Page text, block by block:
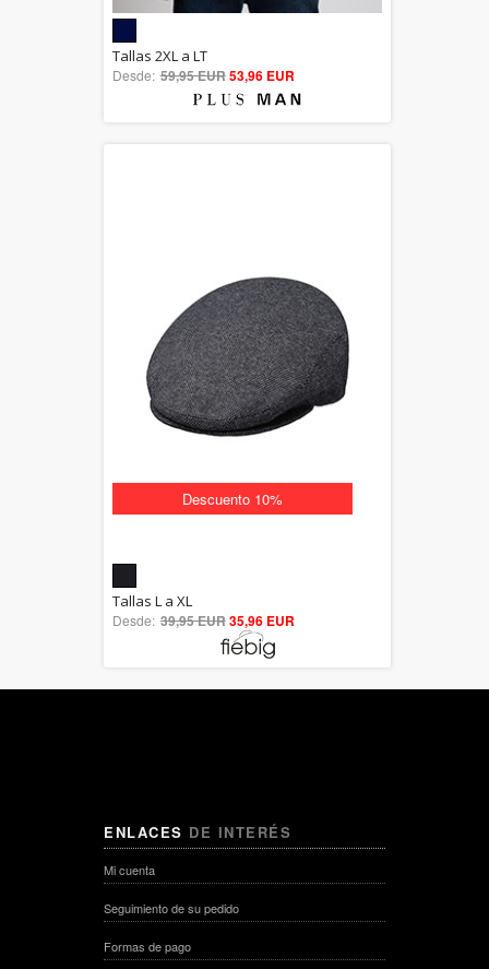
5.00
out of 5
Tallas 2XL a LT
Desde: 59,95 EUR53,96 EUR
Descuento 10%
out of 5
Tallas L a XL
Desde: 39,95 EUR35,96 EUR
ENLACES DE INTERÉS
Mi cuenta
Seguimiento de su pedido
Formas de pago